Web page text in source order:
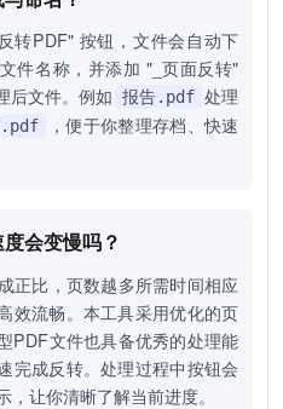
转PDF" 按钮，文件会自动下
件名称，并添加 "_页面反转"
后文件。例如 报告.pdf 处理
.pdf
，便于你整理存档、快速
会变慢吗？
正比，页数越多所需时间相应
效流畅。本工具采用优化的页
PDF文件也具备优秀的处理能
完成反转。处理过程中按钮会
让你清晰了解当前进度。